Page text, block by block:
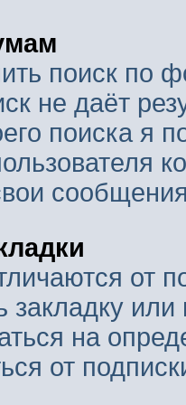
поиск по
не даёт
поиска я
от
закладку
на
от